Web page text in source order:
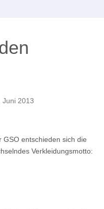
Juni 2013
entschieden sich die
Verkleidungsmotto: